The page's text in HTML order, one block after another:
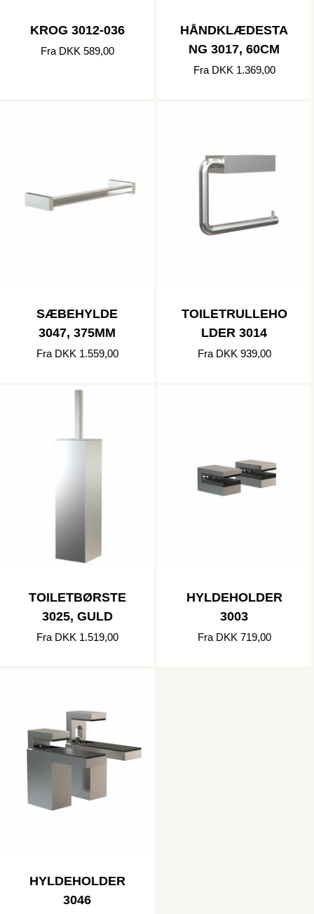
KROG 3012-036
Fra DKK 589,00
HÅNDKLÆDESTA
NG 3017, 60CM
Fra DKK 1.369,00
SÆBEHYLDE
3047, 375MM
Fra DKK 1.559,00
TOILETRULLEHO
LDER 3014
Fra DKK 939,00
TOILETBØRSTE
3025, GULD
Fra DKK 1.519,00
HYLDEHOLDER
3003
Fra DKK 719,00
HYLDEHOLDER
3046